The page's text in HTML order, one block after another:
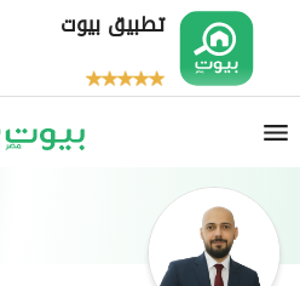
تطبيق بيوت